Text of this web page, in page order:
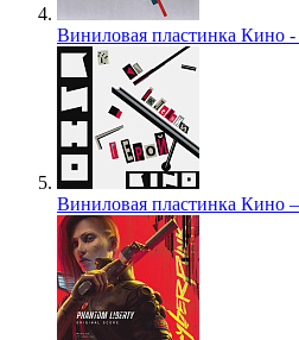
Виниловая пластинка Кино
Виниловая пластинка Кино